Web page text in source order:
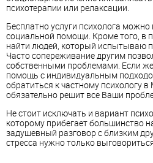
психотерапии или релаксации.
Бесплатно услуги психолога можно
социальной помощи. Кроме того, в
найти людей, который испытываю
Часто сопереживание другим
собственными проблемами. Если
помощь с индивидуальным
обратиться к частному психологу
обязательно решит все Ваши
Не стоит исключать и вариант
которому прибегает большинство
задушевный разговор с близким
стресса нужно только